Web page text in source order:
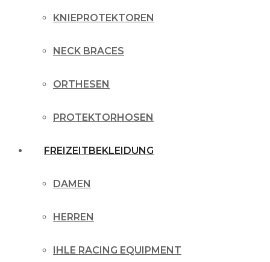
KNIEPROTEKTOREN
NECK BRACES
ORTHESEN
PROTEKTORHOSEN
FREIZEITBEKLEIDUNG
DAMEN
HERREN
IHLE RACING EQUIPMENT